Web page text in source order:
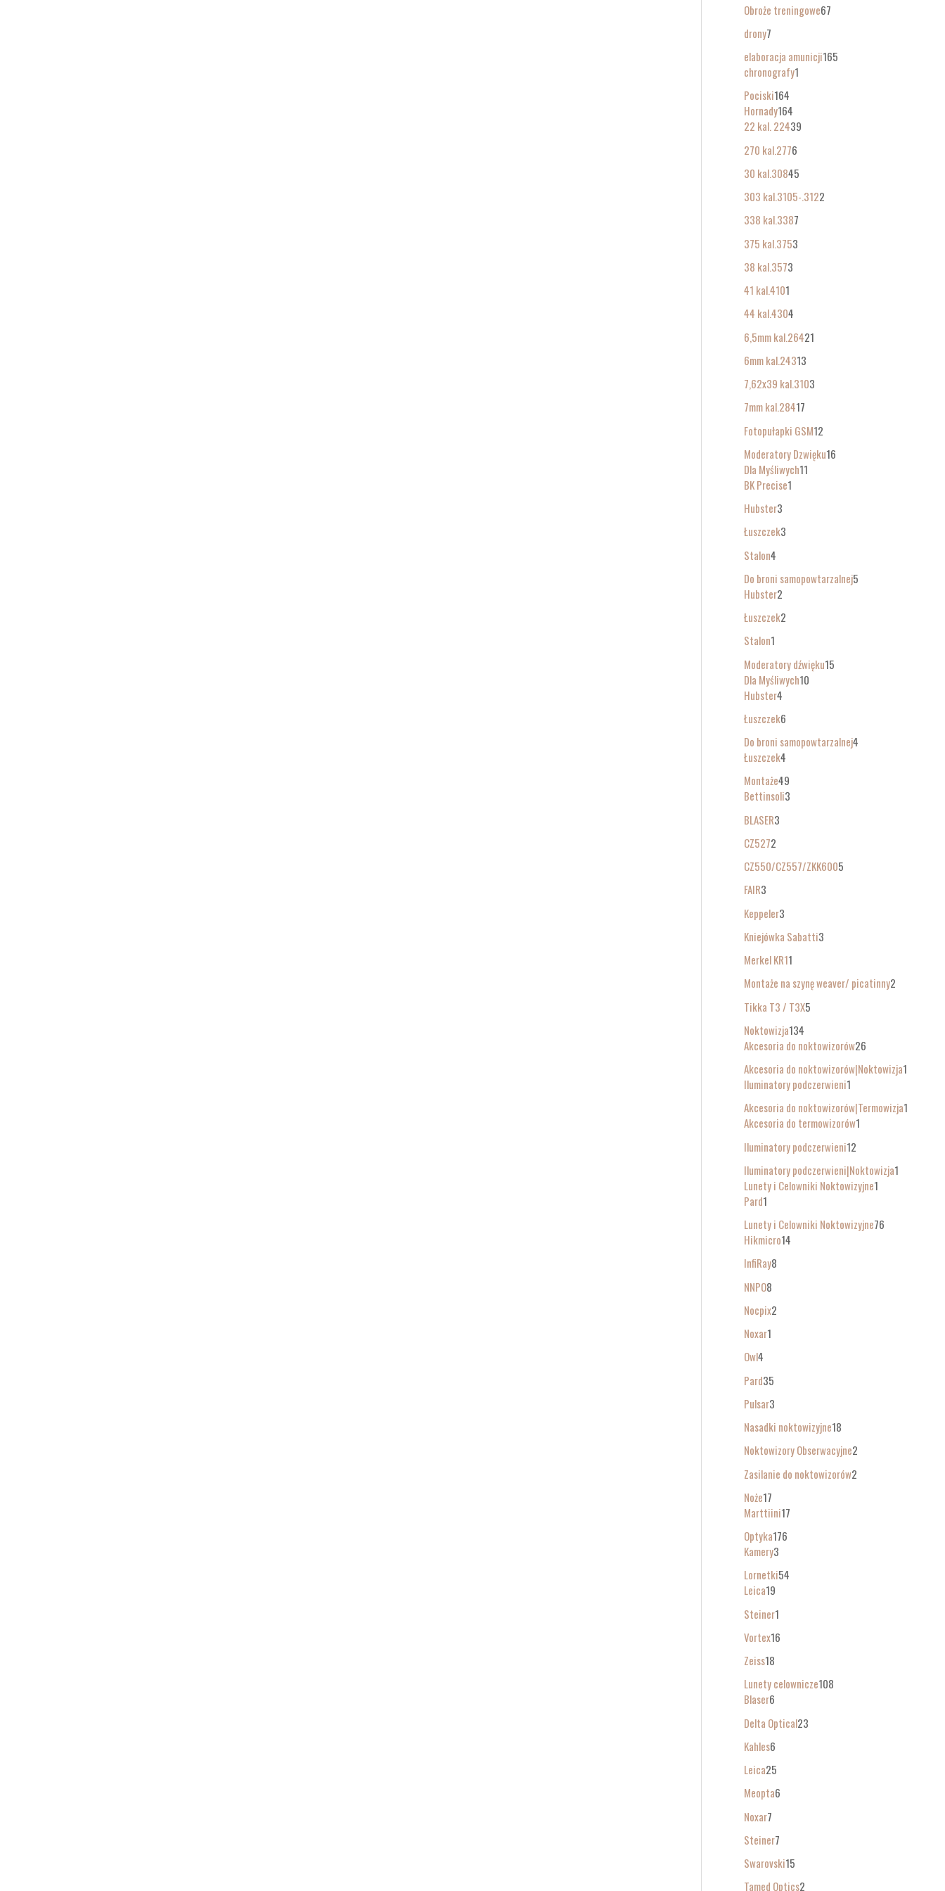
Obroże treningowe67
drony7
elaboracja amunicji165
chronografy1
Pociski164
Hornady164
22 kal. 22439
270 kal.2776
30 kal.30845
303 kal.3105-.3122
338 kal.3387
375 kal.3753
38 kal.3573
41 kal.4101
44 kal.4304
6,5mm kal.26421
6mm kal.24313
7,62x39 kal.3103
7mm kal.28417
Fotopułapki GSM12
Moderatory Dzwięku16
Dla Myśliwych11
BK Precise1
Hubster3
Łuszczek3
Stalon4
Do broni samopowtarzalnej5
Hubster2
Łuszczek2
Stalon1
Moderatory dźwięku15
Dla Myśliwych10
Hubster4
Łuszczek6
Do broni samopowtarzalnej4
Łuszczek4
Montaże49
Bettinsoli3
BLASER3
CZ5272
CZ550/CZ557/ZKK6005
FAIR3
Keppeler3
Kniejówka Sabatti3
Merkel KR11
Montaże na szynę weaver/ picatinny2
Tikka T3 / T3X5
Noktowizja134
Akcesoria do noktowizorów26
Akcesoria do noktowizorów|Noktowizja1
Iluminatory podczerwieni1
Akcesoria do noktowizorów|Termowizja1
Akcesoria do termowizorów1
Iluminatory podczerwieni12
Iluminatory podczerwieni|Noktowizja1
Lunety i Celowniki Noktowizyjne1
Pard1
Lunety i Celowniki Noktowizyjne76
Hikmicro14
InfiRay8
NNPO8
Nocpix2
Noxar1
Owl4
Pard35
Pulsar3
Nasadki noktowizyjne18
Noktowizory Obserwacyjne2
Zasilanie do noktowizorów2
Noże17
Marttiini17
Optyka176
Kamery3
Lornetki54
Leica19
Steiner1
Vortex16
Zeiss18
Lunety celownicze108
Blaser6
Delta Optical23
Kahles6
Leica25
Meopta6
Noxar7
Steiner7
Swarovski15
Tamed Optics2